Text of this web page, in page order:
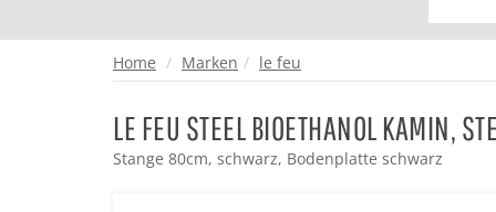
Home Marken le feu
LE FEU STEEL BIOETHANOL KAMIN,
Stange 80cm, schwarz, Bodenplatte schwarz